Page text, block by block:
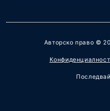
Авторско право ©
Конфиденциалност